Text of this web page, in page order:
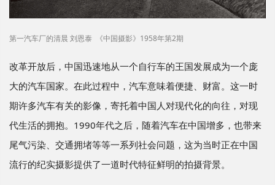
第一汽车厂的清晨 刘恩泰 《中国摄影》1958年第2期
改革开放后，中国迅速地从一个自行车的王国发展成为一个庞
大的汽车国家。在此过程中，汽车意味着便捷、财富。这一时
期许多汽车有关的影像，寄托着中国人对现代化的向往，对现
代生活的拥抱。1990年代之后，随着汽车在中国增多，也带来
尾气污染、交通拥堵等等一系列社会问题，这为当时正在中国
流行的纪实摄影提供了一道时代特征鲜明的拍摄背景。